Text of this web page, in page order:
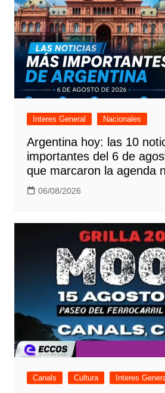
Interes General Nacionales
Argentina hoy: las 10
importantes del 6 de
que marcaron la agenda
06/08/2026
Canals Cultura Interes